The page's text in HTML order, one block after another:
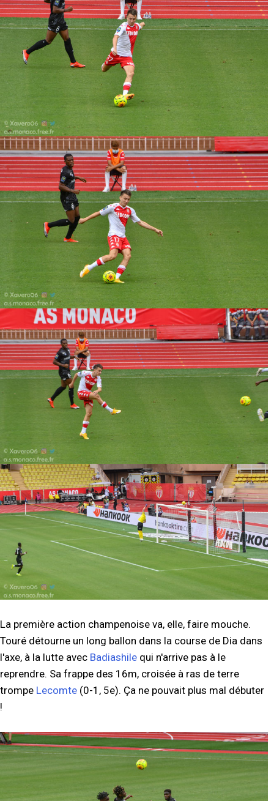
La première action champenoise va, elle, faire mouche.
Touré détourne un long ballon dans la course de Dia dans
l'axe, à la lutte avec Badiashile qui n'arrive pas à le
reprendre. Sa frappe des 16m, croisée à ras de terre
trompe Lecomte (0-1, 5e). Ça ne pouvait plus mal débuter
!